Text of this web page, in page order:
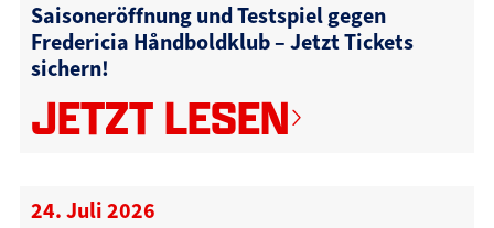
Saisoneröffnung und Testspiel gegen
Fredericia Håndboldklub – Jetzt Tickets
sichern!
JETZT LESEN
24. Juli 2026